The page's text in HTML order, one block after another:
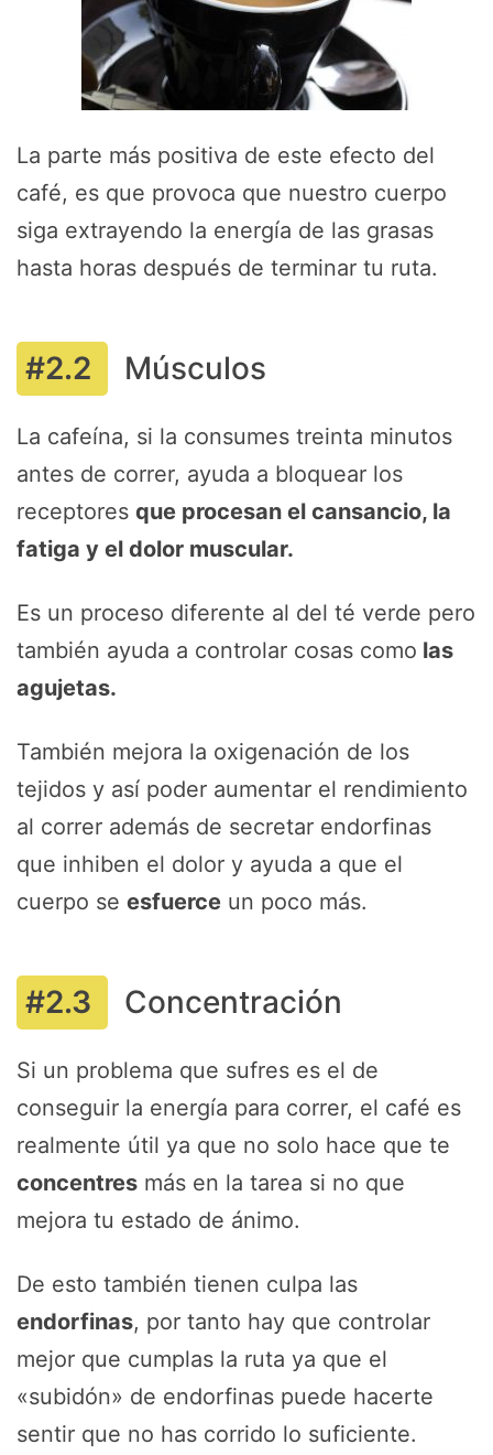
La parte más positiva de este efecto del
café, es que provoca que nuestro cuerpo
siga extrayendo la energía de las grasas
hasta horas después de terminar tu ruta.
Músculos
La cafeína, si la consumes treinta minutos
antes de correr, ayuda a bloquear los
receptores que procesan el cansancio, la
fatiga y el dolor muscular.
Es un proceso diferente al del té verde pero
también ayuda a controlar cosas como las
agujetas.
También mejora la oxigenación de los
tejidos y así poder aumentar el rendimiento
al correr además de secretar endorfinas
que inhiben el dolor y ayuda a que el
cuerpo se esfuerce un poco más.
Concentración
Si un problema que sufres es el de
conseguir la energía para correr, el café es
realmente útil ya que no solo hace que te
concentres más en la tarea si no que
mejora tu estado de ánimo.
De esto también tienen culpa las
endorfinas, por tanto hay que controlar
mejor que cumplas la ruta ya que el
«subidón» de endorfinas puede hacerte
sentir que no has corrido lo suficiente.